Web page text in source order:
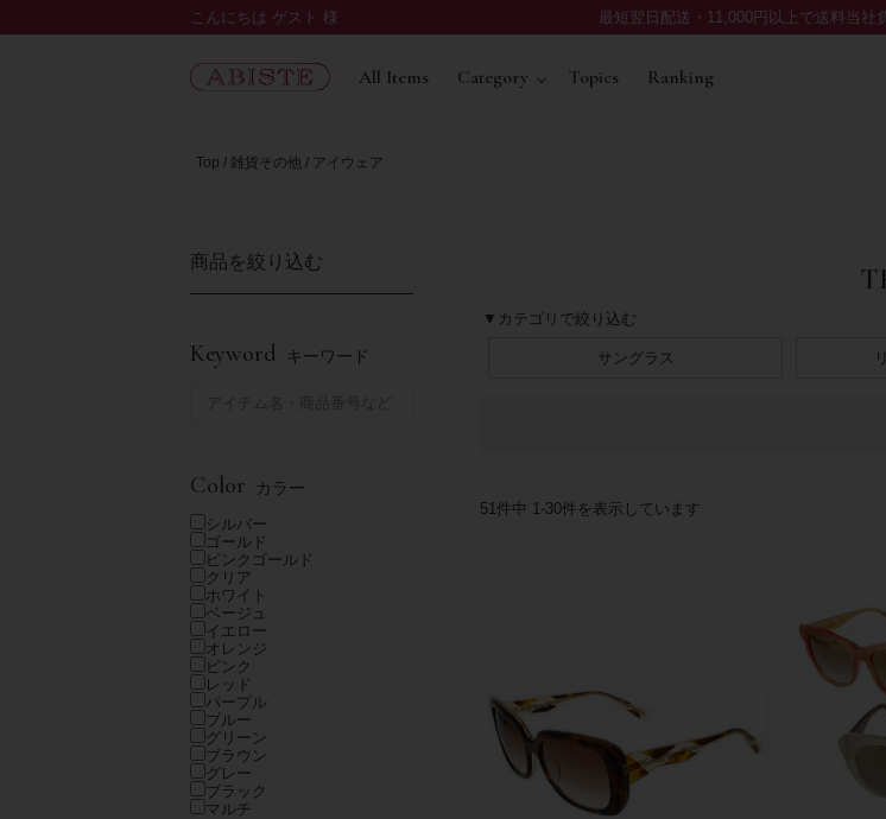
こんにちは ゲスト 様 最短翌日配送・11,000円以上で送料当社
All Items Category Topics Ranking
Top 雑貨その他 アイウェア
商品を絞り込む
Keyword キーワード
Color カラー
シルバー
ゴールド
ピンクゴールド
クリア
ホワイト
ベージュ
イエロー
オレンジ
ピンク
レッド
パープル
ブルー
グリーン
ブラウン
グレー
ブラック
マルチ
▼カテゴリで絞り込む
サングラス
51件中 1-30